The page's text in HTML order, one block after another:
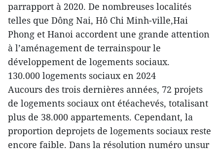
parrapport à 2020. De nombreuses localités
telles que Dông Nai, Hô Chi Minh-ville,Hai
Phong et Hanoi accordent une grande attention
à l’aménagement de terrainspour le
développement de logements sociaux.
130.000 logements sociaux en 2024
Aucours des trois dernières années, 72 projets
de logements sociaux ont étéachevés, totalisant
plus de 38.000 appartements. Cependant, la
proportion deprojets de logements sociaux reste
encore faible. Dans la résolution numéro unsur